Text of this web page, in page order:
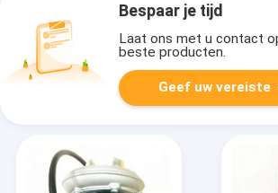
Bespaar je tijd
Laat ons met u contact
beste producten.
Geef uw vereiste